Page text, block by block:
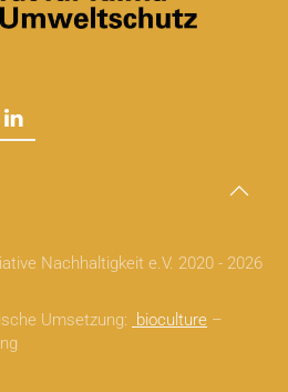
Nachhaltigkeit e.V. 2020 - 2026
Umsetzung: bioculture –